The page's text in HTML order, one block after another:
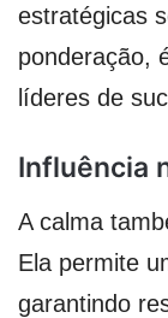
estratégicas
ponderação,
líderes de
Influência
A calma
Ela permite
garantindo